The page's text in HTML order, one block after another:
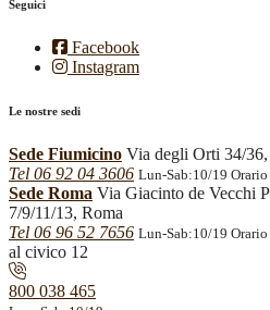
Seguici
Facebook
Instagram
Le nostre sedi
Sede Fiumicino Via degli Orti 34/
Tel 06 92 04 3606 Lun-Sab:10/19
Sede Roma Via Giacinto de Vecchi
7/9/11/13, Roma
Tel 06 96 52 7656 Lun-Sab:10/19
al civico 12
800 038 465